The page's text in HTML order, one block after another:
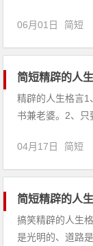
实力。5、任何的
看得起自己，别
06月01日 简短
简短精辟的人
精辟的人生格言
书兼老婆。2、
最大的武器是眼
意念。6、人的
04月17日 简短
简短精辟的人
搞笑精辟的人生
是光明的、道路